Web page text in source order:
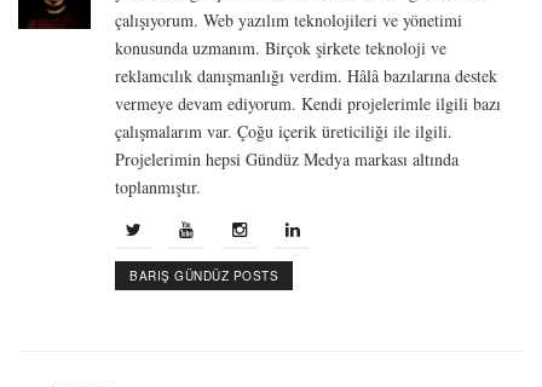
çalışıyorum. Web yazılım teknolojileri ve yönetimi
konusunda uzmanım. Birçok şirkete teknoloji ve
reklamcılık danışmanlığı verdim. Hâlâ bazılarına destek
vermeye devam ediyorum. Kendi projelerimle ilgili bazı
çalışmalarım var. Çoğu içerik üreticiliği ile ilgili.
Projelerimin hepsi Gündüz Medya markası altında
toplanmıştır.
BARIŞ GÜNDÜZ POSTS